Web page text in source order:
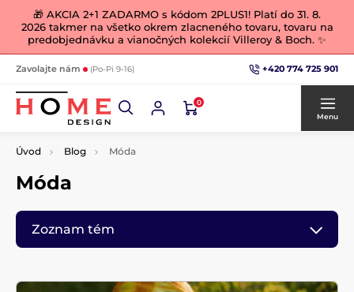
🎁 AKCIA 2+1 ZADARMO s kódom 2PLUS1! Platí do 31. 8.
2026 takmer na všetko okrem zlacneného tovaru, tovaru na
predobjednávku a vianočných kolekcií Villeroy & Boch. ✨
Zavolajte nám (Po-Pi 9-16) +420 774 725 901
0
Menu
Úvod Blog Móda
Móda
Zoznam tém